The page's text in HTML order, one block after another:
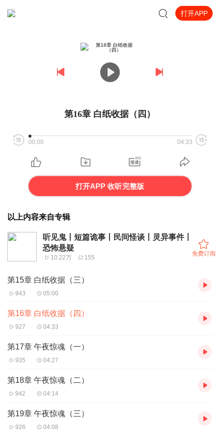
打开APP
第16章 白纸收据（四）
00:00 04:33
打开APP 收听完整版
以上内容来自专辑
听见鬼丨短篇诡事丨民间怪谈丨灵异事件丨
恐怖悬疑
10.22万 155
免费订阅
第15章 白纸收据（三）
943 05:00
第16章 白纸收据（四）
927 04:33
第17章 午夜惊魂（一）
935 04:27
第18章 午夜惊魂（二）
942 04:14
第19章 午夜惊魂（三）
926 04:08